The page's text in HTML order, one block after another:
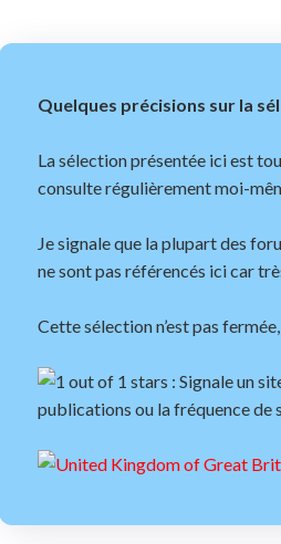
Quelques précisions sur la
La sélection présentée ici est
consulte régulièrement moi-
Je signale que la plupart des
ne sont pas référencés ici car
Cette sélection n’est pas
: Signale un
publications ou la fréquence de